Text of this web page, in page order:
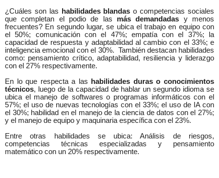
¿Cuáles son las
habilidades blandas o competencias sociales
que completan el podio de las más demandadas y menos
frecuentes? En segundo lugar, se ubica el trabajo en equipo con
el 50%; comunicación con el 47%; empatía con el 37%; la
capacidad de respuesta y adaptabilidad al cambio con el 33%; e
inteligencia emocional con el 30%. También destacan habilidades
como: pensamiento crítico, adaptabilidad, resiliencia y liderazgo
con el 27% respectivamente.
En lo que respecta a las
habilidades duras o conocimientos
técnicos, luego de la capacidad de hablar un segundo idioma se
ubica el manejo de softwares o programas informáticos con el
57%; el uso de nuevas tecnologías con el 33%; el uso de IA con
el 30%; habilidad en el manejo de la ciencia de datos con el 27%;
y el manejo de equipo y maquinaria específica con el 23%.
Entre otras habilidades se ubica: Análisis de riesgos,
competencias técnicas especializadas y pensamiento
matemático con un 20% respectivamente.